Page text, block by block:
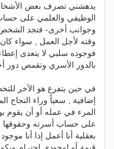
يدهشني تصرف بعض
الوظيفي والعلمي على
وجوانب أخرى- فتجد
وقته لأجل العمل , سواء
فوجوده سلبي لا يتعدى إعطاء
بالدور الأسري وتقمص دور
في حين يتفرغ هو الآخر
إضافية , سعياً وراء
المرء في عمله أو أن يقوم
على حساب أسرته وحقوقها
بعقلية أنا أعمل إذا أنا
قيمة أو لوجودي احترام